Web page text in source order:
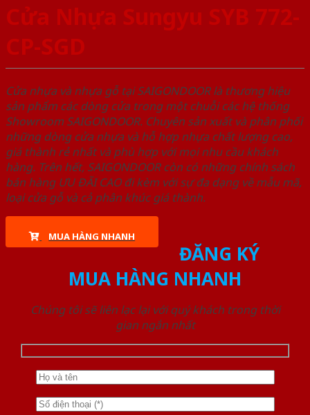
Cửa Nhựa Sungyu SYB 772-
CP-SGD
Cửa nhựa và nhựa gỗ tại SAIGONDOOR là thương hiệu
sản phẩm các dòng cửa trong một chuỗi các hệ thống
Showroom SAIGONDOOR. Chuyên sản xuất và phân phối
những dòng cửa nhựa và hỗ hợp nhựa chất lượng cao,
giá thành rẻ nhất và phù hợp với mọi nhu cầu khách
hàng. Trên hết, SAIGONDOOR còn có những chính sách
bán hàng ƯU ĐÃI CAO đi kèm với sự đa dạng về mẫu mã,
loại cửa gỗ và cả phân khúc giá thành.
MUA HÀNG NHANH
ĐĂNG KÝ
MUA HÀNG NHANH
Chúng tôi sẽ liên lạc lại với quý khách trong thời
gian ngắn nhất